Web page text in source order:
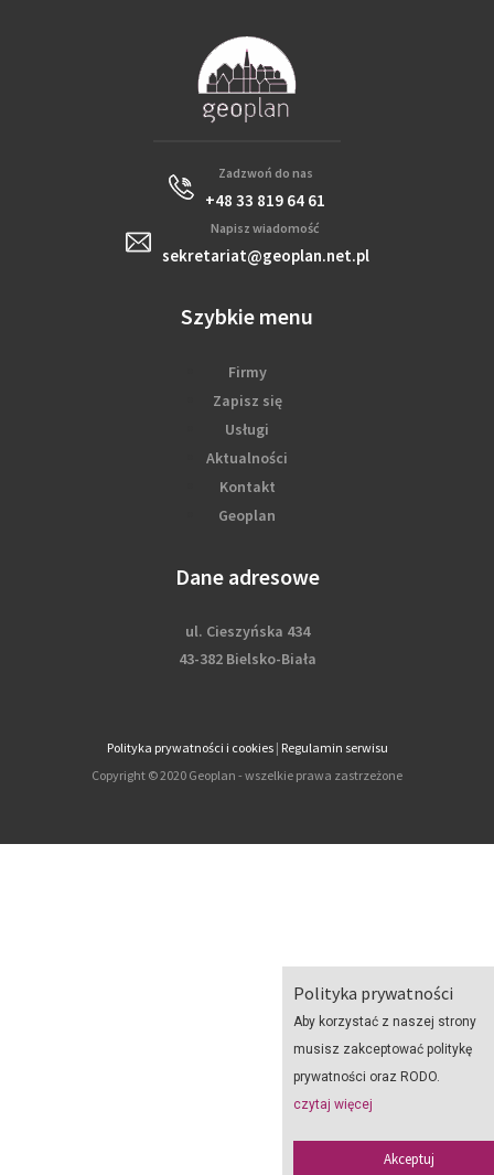
Polityka prywatności
Aby korzystać z naszej strony
musisz zakceptować politykę
prywatności oraz RODO.
czytaj więcej
Akceptuj
Zadzwoń do nas
+48 33 819 64 61
Napisz wiadomość
sekretariat@geoplan.net.pl
Szybkie menu
Firmy
Zapisz się
Usługi
Aktualności
Kontakt
Geoplan
Dane adresowe
ul. Cieszyńska 434
43-382 Bielsko-Biała
Polityka prywatności i cookies| Regulamin serwisu
Copyright © 2020 Geoplan - wszelkie prawa zastrzeżone